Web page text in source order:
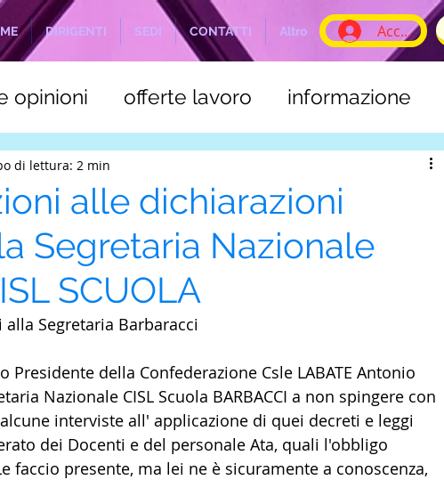
Accedi
DIRIGENTI SEDI CONTATTI Altro
opinioni offerte lavoro informazione
Marittimi
alle dichiarazioni
Segretaria Nazionale
SCUOLA
di lettura: 2 min
Segretaria Barbaracci
della Confederazione Csle LABATE Antonio
Nazionale CISL Scuola BARBACCI a non spingere con
interviste all' applicazione di quei decreti e leggi
dei Docenti e del personale Ata, quali l'obbligo
faccio presente, ma lei ne è sicuramente a conoscenza,